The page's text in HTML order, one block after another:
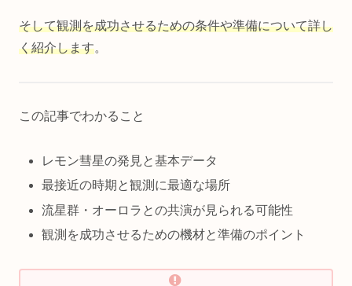
そして観測を成功させるための条件や準備について詳し
く紹介します。
この記事でわかること
レモン彗星の発見と基本データ
最接近の時期と観測に最適な場所
流星群・オーロラとの共演が見られる可能性
観測を成功させるための機材と準備のポイント